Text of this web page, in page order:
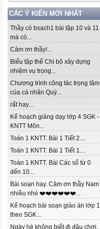
CÁC Ý KIẾN MỚI NHẤT
Thầy có bsach1 bài tập 10 và 11
mà có...
Cảm ơn thầy!...
Biểu tập thể Chi bộ xây dựng
nhiệm vụ trọng...
Chương trình công tác trọng tâm
của cá nhân Quý...
rất hay...
Kế hoạch giảng dạy lớp 4 SGK -
KNTT Môn...
Toán 1 KNTT. Bài 1 Tiết 2....
Toán 1 KNTT. Bài 1 Tiết 1....
Toán 1 KNTT. Bài Các số từ 0
đến 10...
Bài soạn hay. Cảm ơn thầy Nam
nhiều nhé ❤️❤️❤️❤️❤️❤️...
Kế hoạch bài soạn giáo án lớp 1
theo SGK...
Ngày hè không biết đi đâu chơi,